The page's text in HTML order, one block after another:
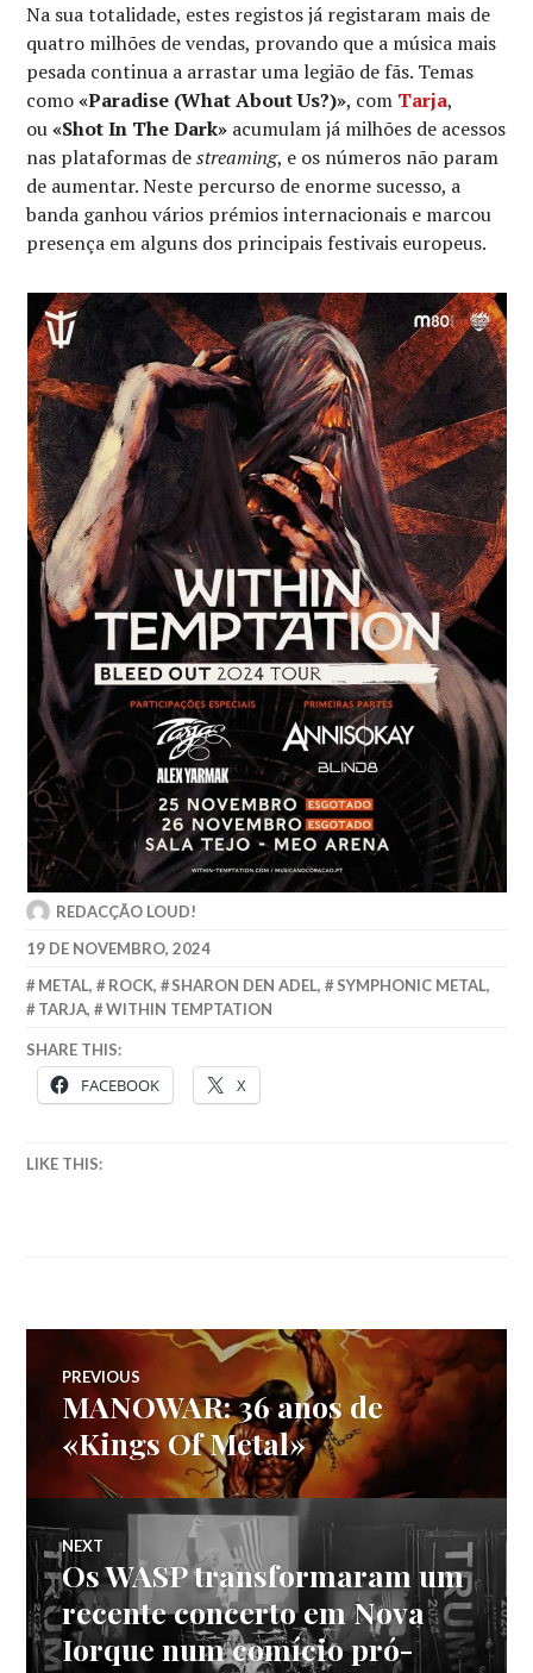
Na sua totalidade, estes registos já registaram mais de
quatro milhões de vendas, provando que a música mais
pesada continua a arrastar uma legião de fãs. Temas
como«Paradise (What About Us?)», com Tarja,
ou«Shot In The Dark» acumulam já milhões de acessos
nas plataformas destreaming, e os números não param
de aumentar. Neste percurso de enorme sucesso, a
banda ganhou vários prémios internacionais e marcou
presença em alguns dos principais festivais europeus.
REDACÇÃO LOUD!
19 DE NOVEMBRO, 2024
METAL, ROCK, SHARON DEN ADEL, SYMPHONIC METAL,
TARJA, WITHIN TEMPTATION
SHARE THIS:
FACEBOOK X
LIKE THIS:
Navegação
de
artigos
PREVIOUS
Previous
post:
MANOWAR: 36 anos de
«Kings Of Metal»
NEXT
Next
post:
Os WASP transformaram um
recente concerto em Nova
Iorque num comício pró-